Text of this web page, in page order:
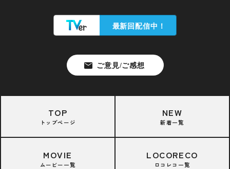
TOP
トップページ
NEW
新着一覧
MOVIE
ムービー一覧
LOCORECO
ロコレコ一覧